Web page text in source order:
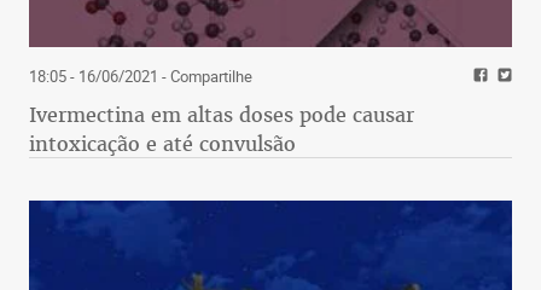
18:05 - 16/06/2021 - Compartilhe
Ivermectina em altas doses pode causar
intoxicação e até convulsão